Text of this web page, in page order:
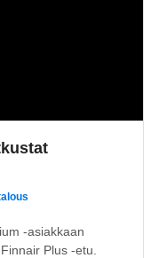
-asiakkaan
Plus -etu.